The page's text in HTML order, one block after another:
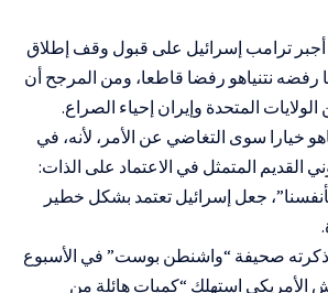
ترامب إسرائيل على قبول وقف إطلاق
رفضه نتنياهو رفضا قاطعا، ومن المرجح أن
الولايات المتحدة وإيران إحياء الصراع.
خيارا سوى التغاضي عن الأمر، لأنه، في
القديم المتمثل في الاعتماد على الذات:
جعل إسرائيل تعتمد بشكل خطير
ذكرته صحيفة “واشنطن بوست” في الأسبوع
الأمريكي استهلك “كميات هائلة من